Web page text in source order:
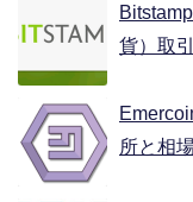
貨）取
所と相